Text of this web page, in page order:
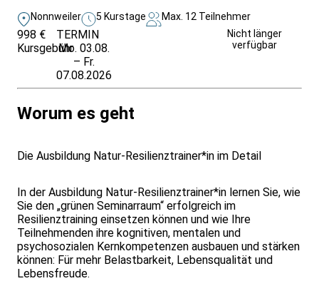
Nonnweiler 5 Kurstage Max. 12 Teilnehmer
998 €
Kursgebühr
TERMIN
Mo. 03.08.
– Fr.
07.08.2026
Nicht länger
verfügbar
Worum es geht
Die Ausbildung Natur-Resilienztrainer*in im Detail
In der Ausbildung Natur-Resilienztrainer*in lernen Sie, wie
Sie den „grünen Seminarraum“ erfolgreich im
Resilienztraining einsetzen können und wie Ihre
Teilnehmenden ihre kognitiven, mentalen und
psychosozialen Kernkompetenzen ausbauen und stärken
können: Für mehr Belastbarkeit, Lebensqualität und
Lebensfreude.